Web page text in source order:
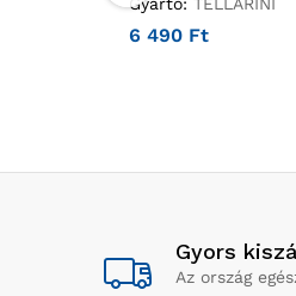
6 490 Ft
Gyors
Az ország